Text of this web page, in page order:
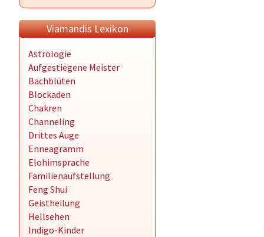
Viamandis Lexikon
Astrologie
Aufgestiegene Meister
Bachblüten
Blockaden
Chakren
Channeling
Drittes Auge
Enneagramm
Elohimsprache
Familienaufstellung
Feng Shui
Geistheilung
Hellsehen
Indigo-Kinder